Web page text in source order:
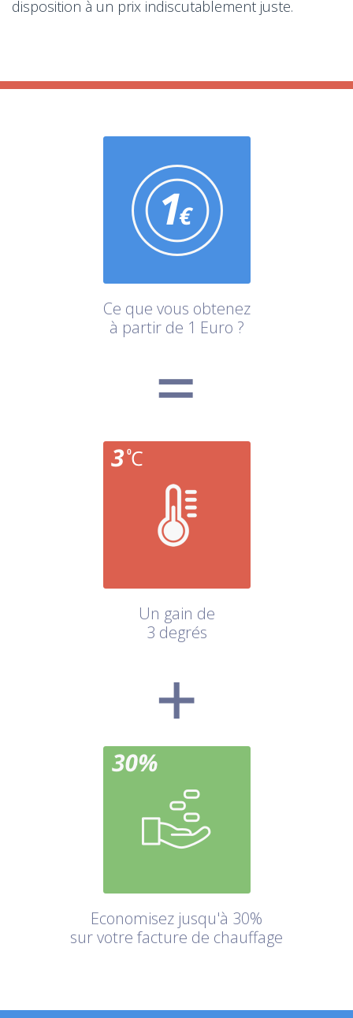
disposition à un prix indiscutablement juste.
Ce que vous obtenez
à partir de 1 Euro ?
Un gain de
3 degrés
Economisez jusqu'à 30%
sur votre facture de chauffage